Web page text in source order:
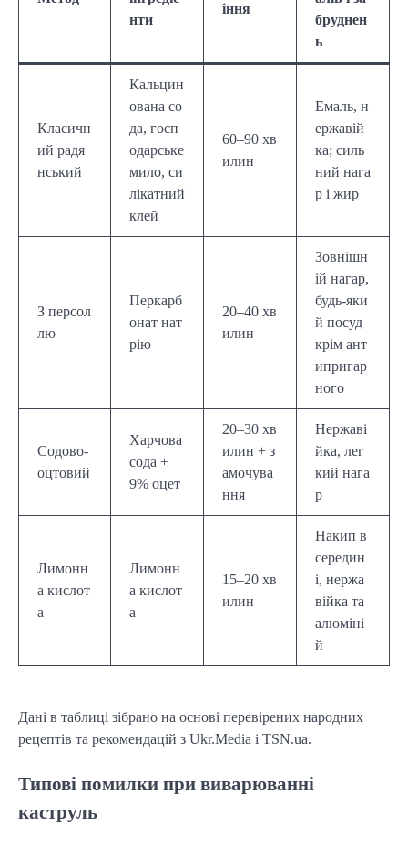
нти
іння
бруднен
ь
Класичн
ий радя
нський
Кальцин
ована со
да, госп
одарське
мило, си
лікатний
клей
60–90 хв
илин
Емаль, н
ержавій
ка; силь
ний нага
р і жир
З персол
лю
Перкарб
онат нат
рію
20–40 хв
илин
Зовнішн
ій нагар,
будь-яки
й посуд
крім ант
ипригар
ного
Содово-
оцтовий
Харчова
сода +
9% оцет
20–30 хв
илин + з
амочува
ння
Нержаві
йка, лег
кий нага
р
Лимонн
а кислот
а
Лимонн
а кислот
а
15–20 хв
илин
Накип в
середин
і, нержа
війка та
алюміні
й
Дані в таблиці зібрано на основі перевірених народних
рецептів та рекомендацій з Ukr.Media і TSN.ua.
Типові помилки при виварюванні
каструль